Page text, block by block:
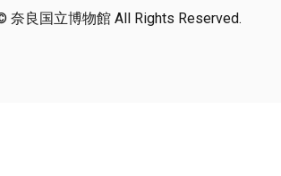
奈良国立博物館 All Rights Reserved.